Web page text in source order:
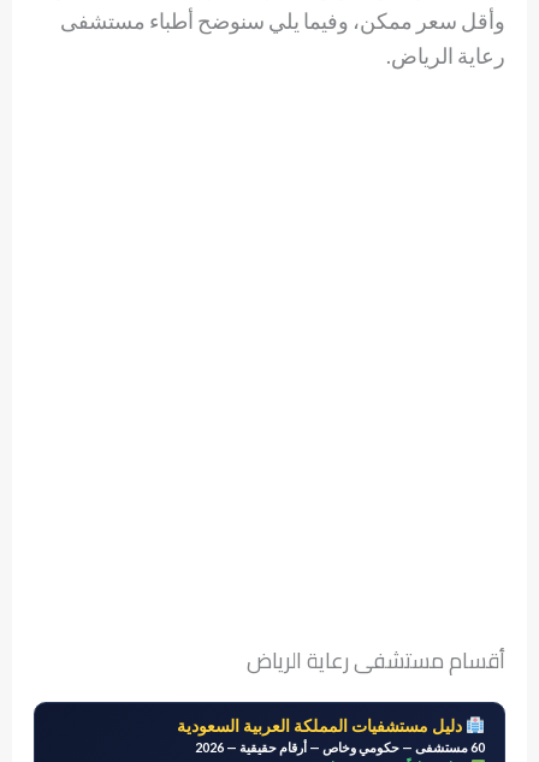
وأقل سعر ممكن، وفيما يلي سنوضح أطباء مستشفى
رعاية الرياض.
أقسام مستشفى رعاية الرياض
دليل مستشفيات المملكة العربية السعودية
60 مستشفى — حكومي وخاص — أرقام حقيقية — 2026